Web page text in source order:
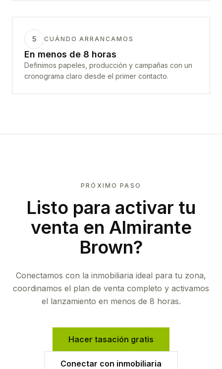
5 CUÁNDO ARRANCAMOS
En menos de 8 horas
Definimos papeles, producción y campañas con un
cronograma claro desde el primer contacto.
PRÓXIMO PASO
Listo para activar tu
venta en Almirante
Brown?
Conectamos con la inmobiliaria ideal para tu zona,
coordinamos el plan de venta completo y activamos
el lanzamiento en menos de 8 horas.
Hacer tasación gratis
Conectar con inmobiliaria